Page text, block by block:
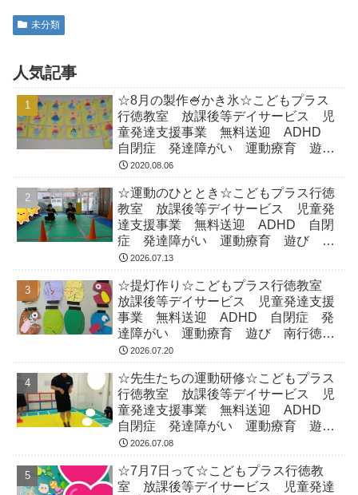
未分類
人気記事
☆8月の製作🍧かき氷☆こどもプラス
行徳教室 放課後等デイサービス 児
童発達支援事業 無料送迎 ADHD
自閉症 発達障がい 運動療育 遊
び 南行徳 市川市 浦安市
2020.08.06
☆運動のひととき☆こどもプラス行徳
教室 放課後等デイサービス 児童発
達支援事業 無料送迎 ADHD 自閉
症 発達障がい 運動療育 遊び 南
行徳 市川市 浦安市
2026.07.13
☆提灯作り☆こどもプラス行徳教室
放課後等デイサービス 児童発達支援
事業 無料送迎 ADHD 自閉症 発
達障がい 運動療育 遊び 南行徳
市川市 浦安市
2026.07.20
☆先生たちの運動研修☆こどもプラス
行徳教室 放課後等デイサービス 児
童発達支援事業 無料送迎 ADHD
自閉症 発達障がい 運動療育 遊
び 南行徳 市川市 浦安市
2026.07.08
☆7月7日って☆こどもプラス行徳教
室 放課後等デイサービス 児童発達